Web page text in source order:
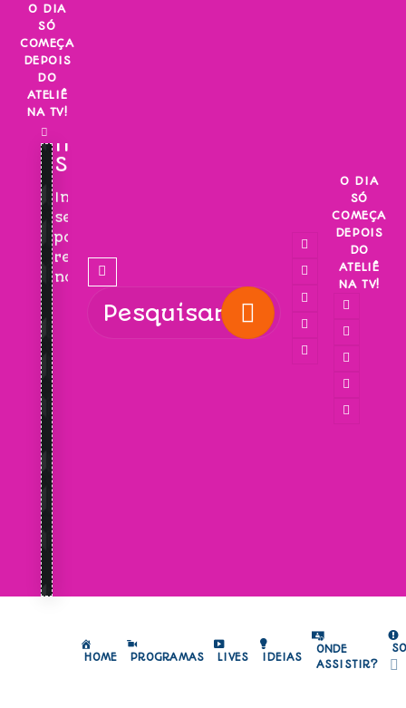
Skip
content
O DIA
SÓ
COMEÇA
DEPOIS
DO
ATELIÊ
NA TV!
INSCREVA-
SE!
Inscreva-
se
para
receber
novidades!
O DIA
SÓ
COMEÇA
DEPOIS
DO
ATELIÊ
NA TV!
HOME PROGRAMAS LIVES IDEIAS
ONDE
ASSISTIR?